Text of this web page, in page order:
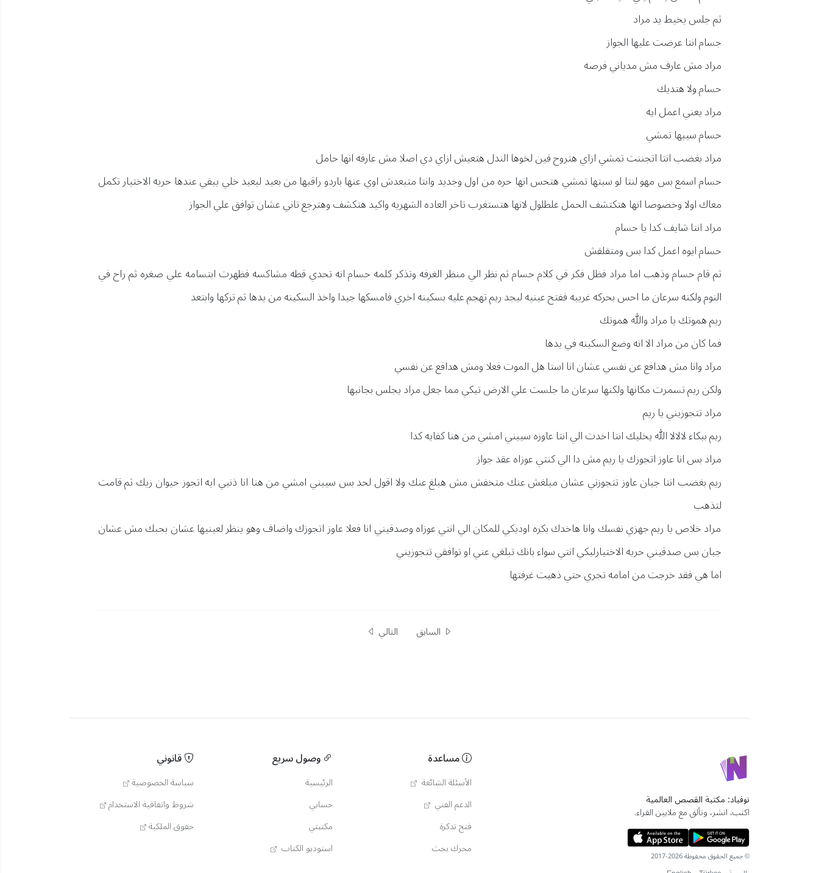
ثم جلس يخيط يد مراد
جسام انتا عرضت عليها الجواز
مراد مش عارف مش مدياني فرصه
حسام ولا هتديك
مراد يعني اعمل ايه
حسام سيبها تمشي
مراد بغضب انتا اتجننت تمشي ازاي هتروح فين لخوها الندل هتعيش ازاي دي اصلا مش عارفه انها حامل
حسام اسمع بس مهو لنتا لو سبتها تمشي هتحس انها حره من اول وجديد وانتا متبعدش اوي عنها باردو راقبها من بعيد لبعيد خلي يبقي عندها حريه الاختيار تكمل
معاك اولا وخصوصا انها هتكتشف الحمل علطلول لانها هتستغرب تاخر العاده الشهريه واكيد هتكشف وهترجع تاني عشان توافق علي الجواز
مراد انتا شايف كدا يا حسام
حسام ايوه اعمل كدا بس ومتقلقش
ثم قام حسام وذهب اما مراد فظل فكر في كلام حسام ثم نظر الي منظر الغرفه وتذكر كلمه حسام انه تحدي قطه مشاكسه فظهرت ابتسامه علي صغره ثم راح في
النوم ولكنه سرعان ما احس بحركه غريبه ففتح عينيه ليجد ريم تهجم عليه بسكينه اخري فامسكها جيدا واخذ السكينه من يدها ثم تركها وابتعد
ريم هموتك يا مراد والله هموتك
فما كان من مراد الا انه وضع السكينه في يدها
مراد وانا مش هدافع عن نفسي عشان انا استا هل الموت فعلا ومش هدافع عن نفسي
ولكن ريم تسمرت مكانها ولكنها سرعان ما جلست علي الارض تبكي مما جعل مراد يجلس بجانبها
مراد تتجوزيني يا ريم
ريم ببكاء لالالا الله يخليك انتا اخدت الي انتا عاوزه سيبني امشي من هنا كفايه كدا
مراد بس انا عاوز اتجوزك يا ريم مش دا الي كنتي عوزاه عقد جواز
ريم بغضب انتا جبان عاوز تتجوزني عشان مبلغش عنك متخفش مش هبلغ عنك ولا اقول لحد بس سيبني امشي من هنا انا ذنبي ايه اتجوز حيوان زيك ثم قامت
لتذهب
مراد خلاص يا ريم جهزي نفسك وانا هاخدك بكره اوديكي للمكان الي انتي عوزاه وصدقيني انا فعلا عاوز اتجوزك واضاف وهو ينظر لعينيها عشان بحبك مش عشان
جبان بس صدقيني حريه الاختيارليكي انتي سواء بانك تبلغي عني او توافقي تتجوزيني
اما هي فقد خرجت من امامه تجري حتي ذهبت غرفتها
السابق التالي
نوفباد: مكتبة القصص العالمية
اكتب، انشر، وتألق مع ملايين القراء.
© جميع الحقوق محفوظة 2026-2017
مساعدة
الأسئلة الشائعة
الدعم الفني
فتح تذكرة
محرك بحث
وصول سريع
الرئيسية
حسابي
مكتبتي
استوديو الكتاب
قانوني
سياسة الخصوصية
شروط واتفاقية الاستخدام
حقوق الملكية